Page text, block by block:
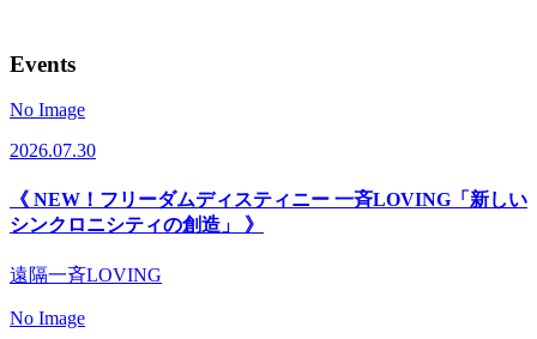
Events
No Image
2026.07.30
《 NEW！フリーダムディスティニー 一斉LOVING「新しい
シンクロニシティの創造」 》
遠隔一斉LOVING
No Image